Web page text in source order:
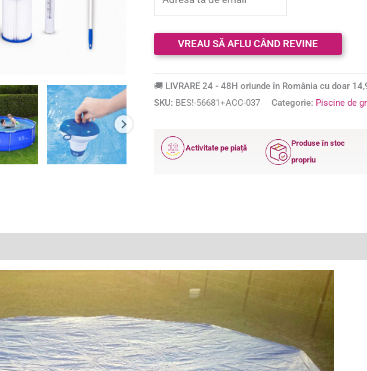
🚚 LIVRARE 24 - 48H oriunde în România cu doar
SKU: BES!-56681+ACC-037 Categorie: Piscine de
12
ANI
Activitate pe piață
Produse în stoc
propriu